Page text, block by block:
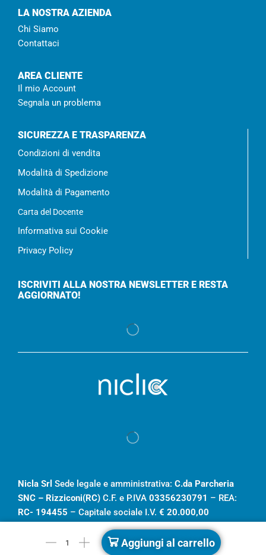
LA NOSTRA AZIENDA
Chi Siamo
Contattaci
AREA CLIENTE
Il mio Account
Segnala un problema
SICUREZZA E TRASPARENZA
Condizioni di vendita
Modalità di Spedizione
Modalità di Pagamento
Carta del Docente
Informativa sui Cookie
Privacy Policy
ISCRIVITI ALLA NOSTRA NEWSLETTER E RESTA
AGGIORNATO!
Nicla Srl Sede legale e amministrativa: C.da Parcheria
SNC – Rizziconi(RC) C.F. e P.IVA 03356230791 – REA:
RC- 194455 – Capitale sociale I.V. € 20.000,00
Aggiungi al carrello